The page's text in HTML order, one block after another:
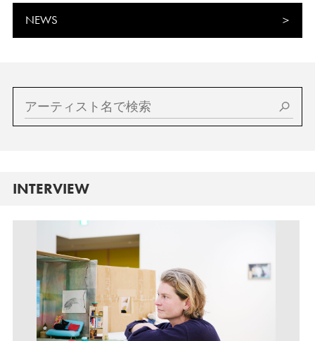
NEWS
INTERVIEW